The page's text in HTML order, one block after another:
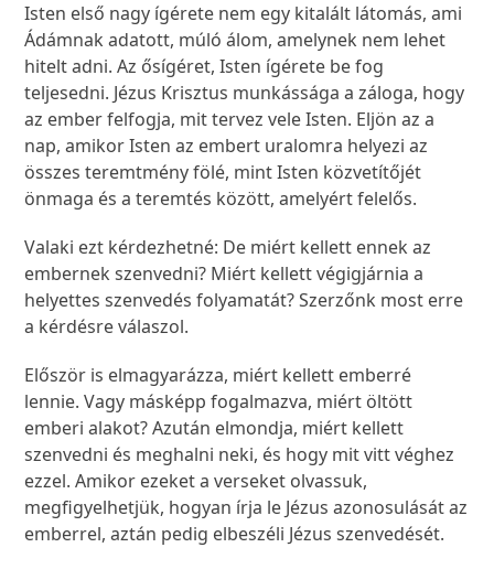
Isten első nagy ígérete nem egy kitalált látomás, ami
Ádámnak adatott, múló álom, amelynek nem lehet
hitelt adni. Az ősígéret, Isten ígérete be fog
teljesedni. Jézus Krisztus munkássága a záloga, hogy
az ember felfogja, mit tervez vele Isten. Eljön az a
nap, amikor Isten az embert uralomra helyezi az
összes teremtmény fölé, mint Isten közvetítőjét
önmaga és a teremtés között, amelyért felelős.
Valaki ezt kérdezhetné: De miért kellett ennek az
embernek szenvedni? Miért kellett végigjárnia a
helyettes szenvedés folyamatát? Szerzőnk most erre
a kérdésre válaszol.
Először is elmagyarázza, miért kellett emberré
lennie. Vagy másképp fogalmazva, miért öltött
emberi alakot? Azután elmondja, miért kellett
szenvedni és meghalni neki, és hogy mit vitt véghez
ezzel. Amikor ezeket a verseket olvassuk,
megfigyelhetjük, hogyan írja le Jézus azonosulását az
emberrel, aztán pedig elbeszéli Jézus szenvedését.